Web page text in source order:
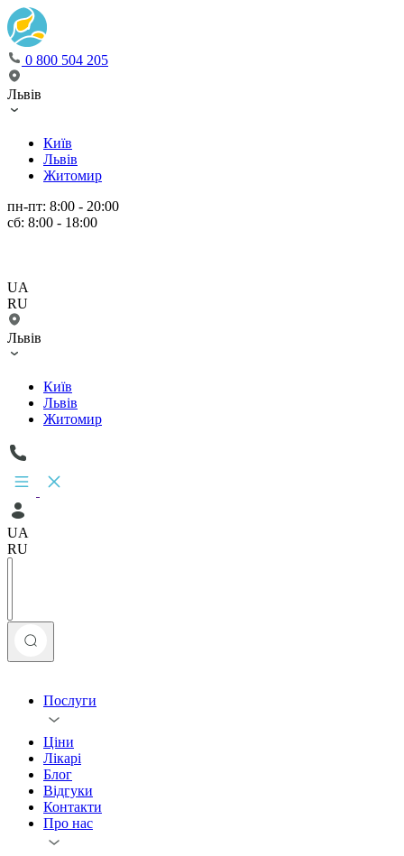
0 800 504 205
Львів
Київ
Львів
Житомир
пн-пт: 8:00 - 20:00
сб: 8:00 - 18:00
UA
RU
Львів
Київ
Львів
Житомир
UA
RU
Послуги
Ціни
Лікарі
Блог
Відгуки
Контакти
Про нас